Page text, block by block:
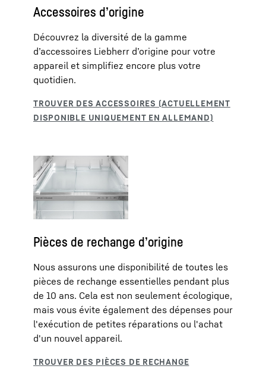
Accessoires d’origine
Découvrez la diversité de la gamme
d’accessoires Liebherr d’origine pour votre
appareil et simplifiez encore plus votre
quotidien.
Pièces de rechange d’origine
Nous assurons une disponibilité de toutes les
pièces de rechange essentielles pendant plus
de 10 ans. Cela est non seulement écologique,
mais vous évite également des dépenses pour
l'exécution de petites réparations ou l'achat
d'un nouvel appareil.